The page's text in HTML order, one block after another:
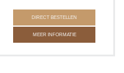
DIRECT BESTELLEN
MEER INFORMATIE